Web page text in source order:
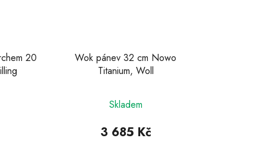
20
Wok pánev 32 cm Nowo
Titanium, Woll
hodnocení
produktu
Skladem
3 685 Kč